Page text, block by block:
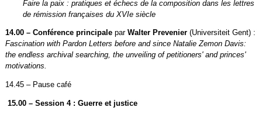
Faire la paix : pratiques et échecs de la composition dans les lettres
de rémission françaises du XVIe siècle
14.00 – Conférence principale parWalter Prevenier (Universiteit Gent) :
Fascination with Pardon Letters before and since Natalie Zemon Davis:
the endless archival searching, the unveiling of petitioners' and princes'
motivations.
14.45 – Pause café
15.00 – Session 4 : Guerre et justice